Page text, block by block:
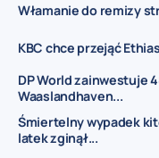
Włamanie do remizy
KBC chce przejąć
DP World zainwestuje
Waaslandhaven...
Śmiertelny wypadek
latek zginął...